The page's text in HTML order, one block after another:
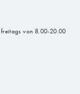
freitags von 8.00-20.00